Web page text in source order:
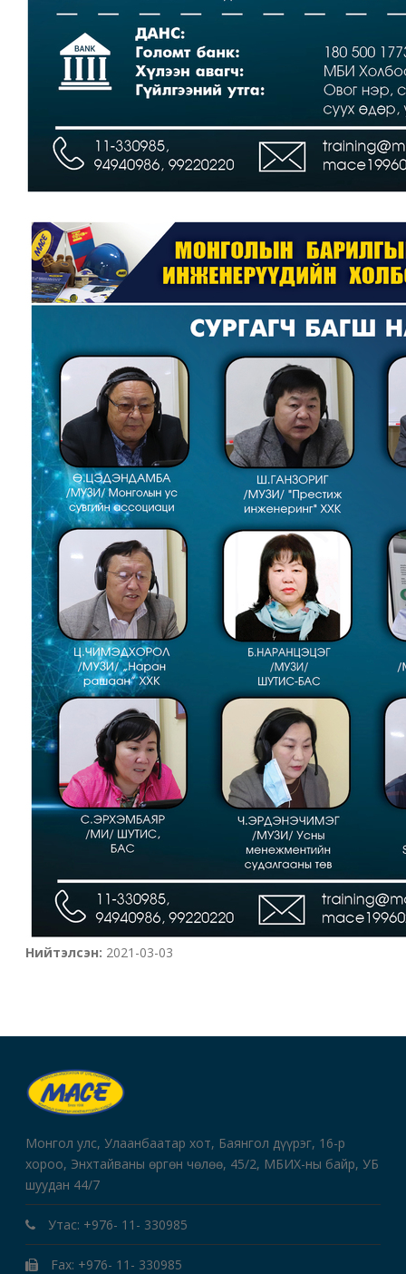
Нийтэлсэн: 2021-03-03
Монгол улс, Улаанбаатар хот, Баянгол дүүрэг, 16-р
хороо, Энхтайваны өргөн чөлөө, 45/2, МБИХ-ны байр, УБ
шуудан 44/7
Утас: +976- 11- 330985
Fax: +976- 11- 330985